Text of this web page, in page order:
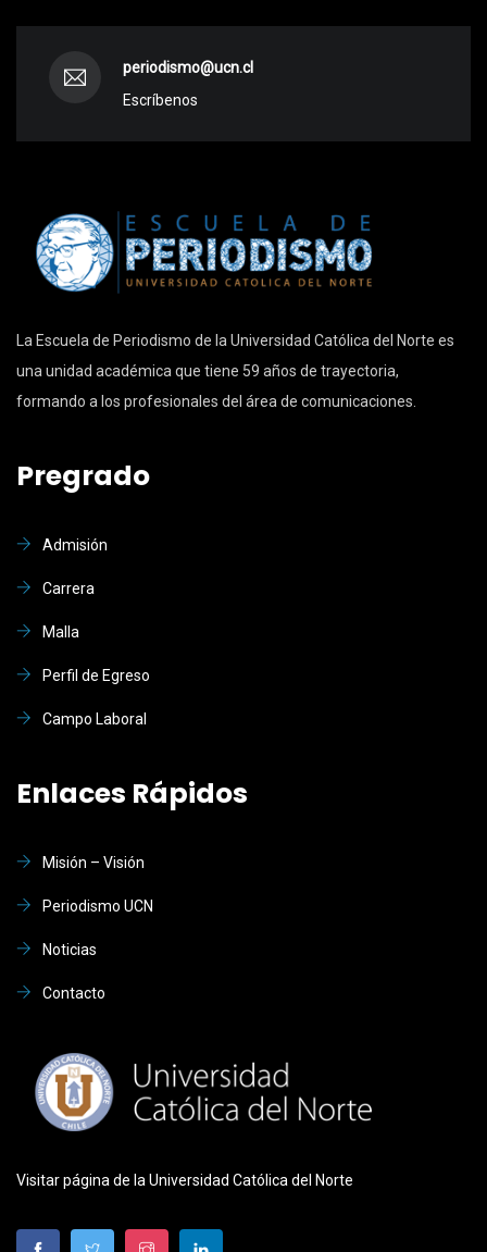
periodismo@ucn.cl
Escríbenos
La Escuela de Periodismo de la Universidad Católica del Norte es
una unidad académica que tiene 59 años de trayectoria,
formando a los profesionales del área de comunicaciones.
Pregrado
Admisión
Carrera
Malla
Perfil de Egreso
Campo Laboral
Enlaces Rápidos
Misión – Visión
Periodismo UCN
Noticias
Contacto
Visitar página de la Universidad Católica del Norte